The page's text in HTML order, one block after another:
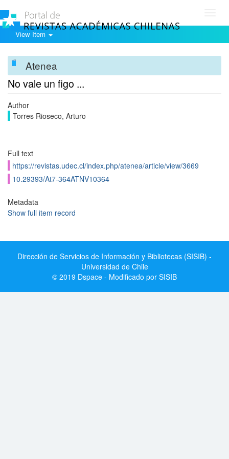
View Item
Atenea
No vale un figo ...
Author
Torres Rioseco, Arturo
Full text
https://revistas.udec.cl/index.php/atenea/article/view/3669
10.29393/At7-364ATNV10364
Metadata
Show full item record
Dirección de Servicios de Información y Bibliotecas (SISIB) -
Universidad de Chile
© 2019 Dspace - Modificado por SISIB